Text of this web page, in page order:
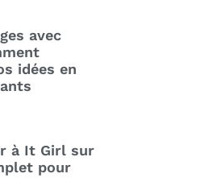
avec
idées en
à It Girl sur
pour